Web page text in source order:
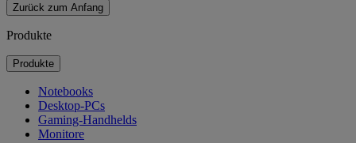
Zurück zum Anfang
Produkte
Produkte
Notebooks
Desktop-PCs
Gaming-Handhelds
Monitore